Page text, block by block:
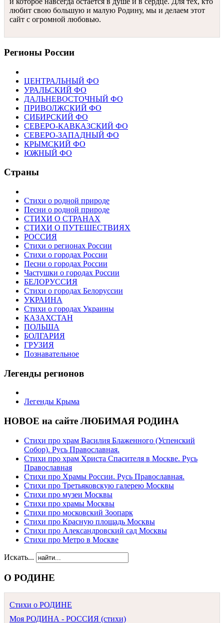
любит свою большую и малую Родину, мы и делаем этот
сайт с огромной любовью.
Регионы России
ЦЕНТРАЛЬНЫЙ ФО
УРАЛЬСКИЙ ФО
ДАЛЬНЕВОСТОЧНЫЙ ФО
ПРИВОЛЖСКИЙ ФО
СИБИРСКИЙ ФО
СЕВЕРО-КАВКАЗСКИЙ ФО
СЕВЕРО-ЗАПАДНЫЙ ФО
КРЫМСКИЙ ФО
ЮЖНЫЙ ФО
Страны
Стихи о родной природе
Песни о родной природе
СТИХИ О СТРАНАХ
СТИХИ О ПУТЕШЕСТВИЯХ
РОССИЯ
Стихи о регионах России
Стихи о городах России
Песни о городах России
Частушки о городах России
БЕЛОРУССИЯ
Стихи о городах Белоруссии
УКРАИНА
Стихи о городах Украины
КАЗАХСТАН
ПОЛЬША
БОЛГАРИЯ
ГРУЗИЯ
Познавательное
Легенды регионов
Легенды Крыма
НОВОЕ на сайте ЛЮБИМАЯ РОДИНА
Стихи про храм Василия Блаженного (Успенский
Собор). Русь Православная.
Стихи про храм Христа Спасителя в Москве. Русь
Православная
Стихи про Храмы России. Русь Православная.
Стихи про Третьяковскую галерею Москвы
Стихи про музеи Москвы
Стихи про храмы Москвы
Стихи про московский Зоопарк
Стихи про Красную площадь Москвы
Стихи про Александровский сад Москвы
Стихи про Метро в Москве
Искать...
О РОДИНЕ
Стихи о РОДИНЕ
Моя РОДИНА - РОССИЯ (стихи)